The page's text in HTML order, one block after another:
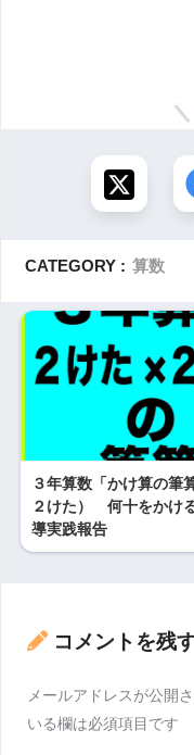
CATEGORY : 算数
３年算数「かけ算の筆
２けた） 何十をかけ
導実践報告
コメントを残
メールアドレスが公開
いる欄は必須項目です